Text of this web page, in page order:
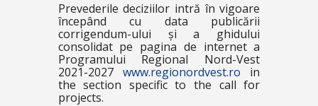
Prevederile deciziilor intră în vigoare
începând cu data publicării
corrigendum-ului și a ghidului
consolidat pe pagina de internet a
Programului Regional Nord-Vest
2021-2027 www.regionordvest.ro in
the section specific to the call for
projects.